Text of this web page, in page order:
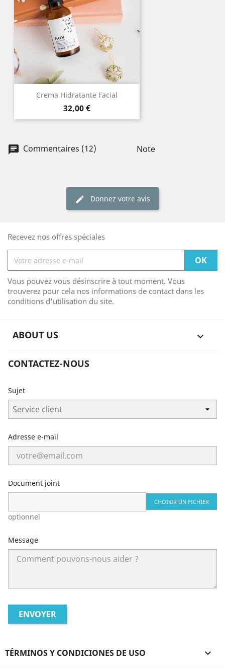
Crema Hidratante Facial
Prix
32,00 €
Commentaires (12) Note
Donnez votre avis
Recevez nos offres spéciales
Vous pouvez vous désinscrire à tout moment. Vous
trouverez pour cela nos informations de contact dans les
conditions d'utilisation du site.
ABOUT US 
CONTACTEZ-NOUS
Sujet
Adresse e-mail
Document joint
CHOISIR UN FICHIER
optionnel
Message
TÉRMINOS Y CONDICIONES DE USO 